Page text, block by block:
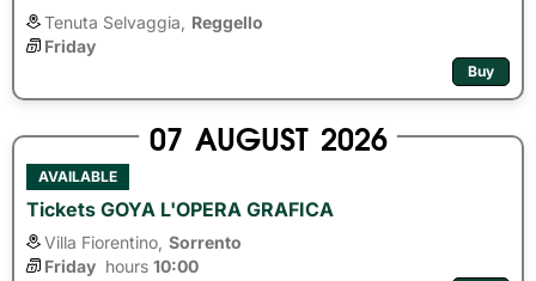
Tenuta Selvaggia,
Reggello
Friday
Buy
07 AUGUST 2026
AVAILABLE
Tickets GOYA L'OPERA GRAFICA
Villa Fiorentino, Sorrento
Friday hours 10:00